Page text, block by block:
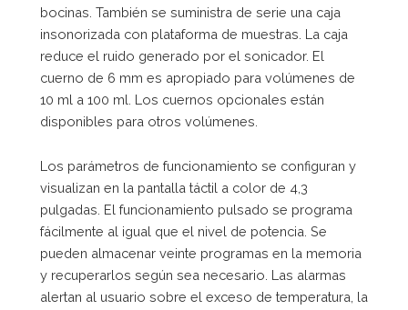
bocinas. También se suministra de serie una caja
insonorizada con plataforma de muestras. La caja
reduce el ruido generado por el sonicador. El
cuerno de 6 mm es apropiado para volúmenes de
10 ml a 100 ml. Los cuernos opcionales están
disponibles para otros volúmenes.
Los parámetros de funcionamiento se configuran y
visualizan en la pantalla táctil a color de 4,3
pulgadas. El funcionamiento pulsado se programa
fácilmente al igual que el nivel de potencia. Se
pueden almacenar veinte programas en la memoria
y recuperarlos según sea necesario. Las alarmas
alertan al usuario sobre el exceso de temperatura, la